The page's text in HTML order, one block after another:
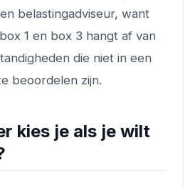
belastingadviseur, want
1 en box 3 hangt af van
die niet in een
beoordelen zijn.
kies je als je wilt